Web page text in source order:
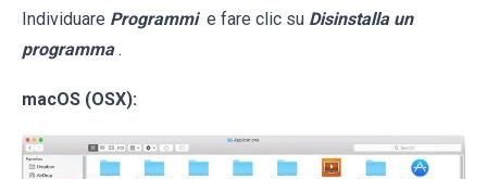
Individuare Programmi e fare clic su Disinstalla un
programma .
macOS (OSX):